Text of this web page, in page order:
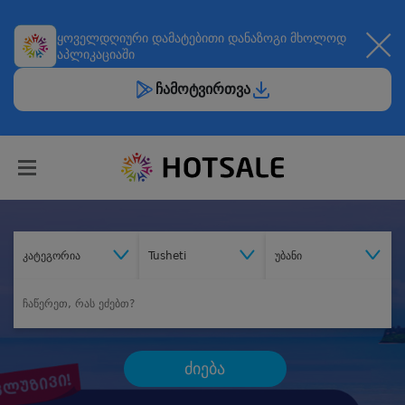
ყოველდღიური დამატებითი დანაზოგი მხოლოდ
აპლიკაციაში
ჩამოტვირთვა
კატეგორია Tusheti უბანი
ძიება